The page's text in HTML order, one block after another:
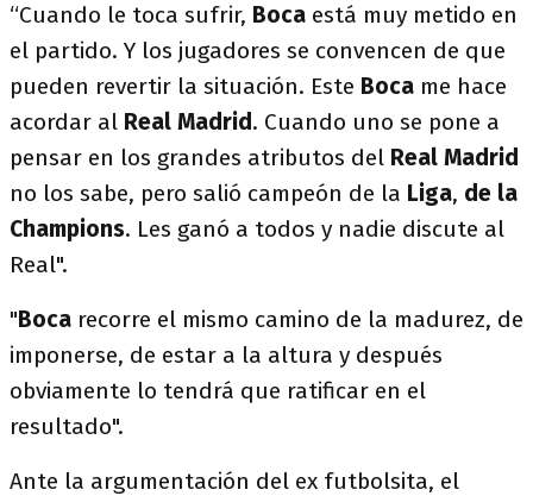
“Cuando le toca sufrir, Boca está muy metido en
el partido. Y los jugadores se convencen de que
pueden revertir la situación. Este Boca me hace
acordar al Real Madrid. Cuando uno se pone a
pensar en los grandes atributos del Real Madrid
no los sabe, pero salió campeón de la Liga, de la
Champions. Les ganó a todos y nadie discute al
Real".
"Boca recorre el mismo camino de la madurez, de
imponerse, de estar a la altura y después
obviamente lo tendrá que ratificar en el
resultado".
Ante la argumentación del ex futbolsita, el